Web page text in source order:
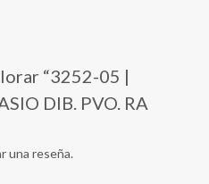
“3252-05 |
DIB. PVO. RA
una reseña.